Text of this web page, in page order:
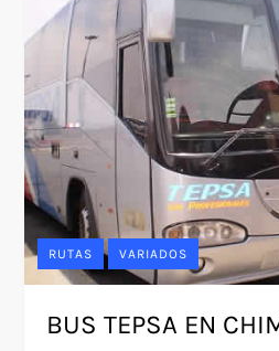
RUTAS VARIADOS
BUS TEPSA EN